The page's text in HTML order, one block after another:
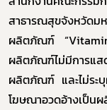
สาธารณสุขจังหวั
ผลิตภัณฑ์ “
ผลิตภัณฑ์ไม่มีการแส
ผลิตภัณฑ์ และไม่ร
โฆษณาอวดอ้างเป็